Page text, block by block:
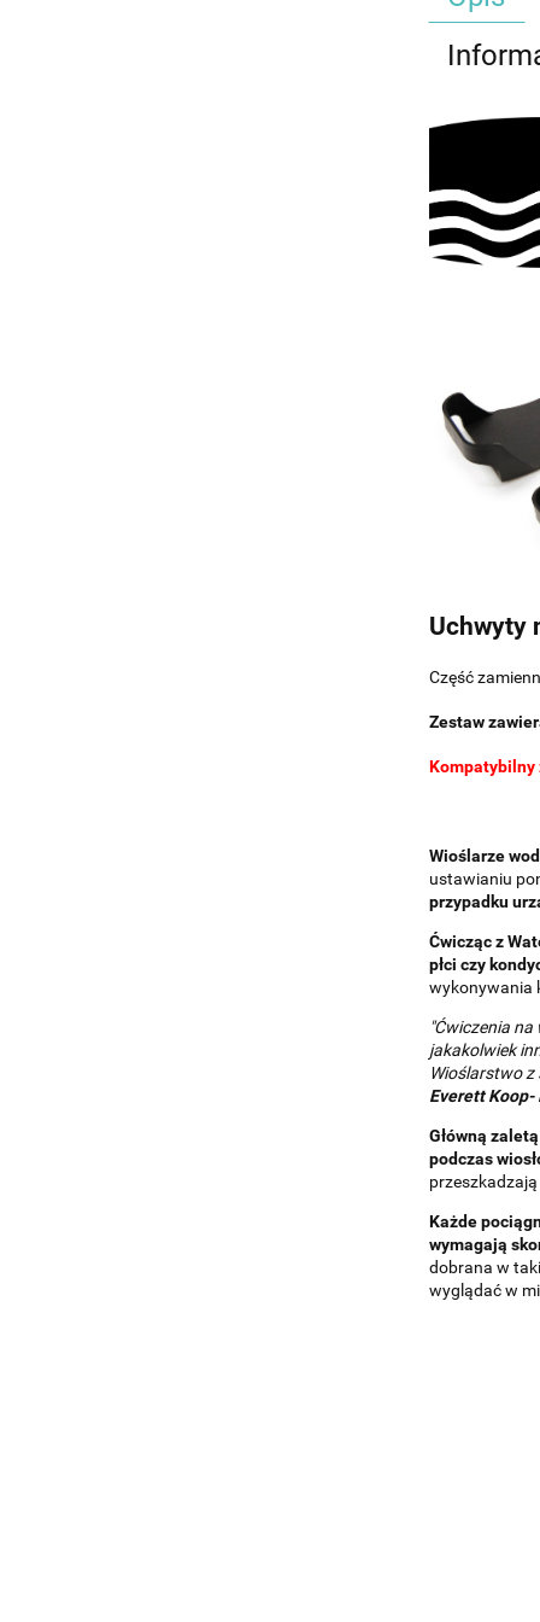
Uchwyty
Część
Zestaw
Kompatybilny
Wioślarze
ustawianiu
przypadku
Ćwicząc z
płci czy
wykonywania
"Ćwiczenia
jakakolwiek
Wioślarstwo z
Everett Koop-
Główną
podczas
Każde
wymagają
dobrana w
wyglądać w